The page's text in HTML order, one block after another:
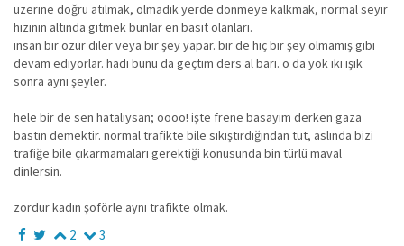
üzerine doğru atılmak, olmadık yerde dönmeye kalkmak, normal seyir
hızının altında gitmek bunlar en basit olanları.
insan bir özür diler veya bir şey yapar. bir de hiç bir şey olmamış gibi
devam ediyorlar. hadi bunu da geçtim ders al bari. o da yok iki ışık
sonra aynı şeyler.
hele bir de sen hatalıysan; oooo! işte frene basayım derken gaza
bastın demektir. normal trafikte bile sıkıştırdığından tut, aslında bizi
trafiğe bile çıkarmamaları gerektiği konusunda bin türlü maval
dinlersin.
zordur kadın şoförle aynı trafikte olmak.
2 3